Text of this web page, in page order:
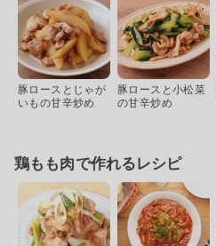
豚ロースとじゃが
いもの甘辛炒め
豚ロースと小松菜
の甘辛炒め
鶏もも肉で作れるレシピ